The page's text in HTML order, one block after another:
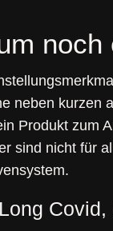
noch
neben kurzen
Produkt zum
sind nicht für